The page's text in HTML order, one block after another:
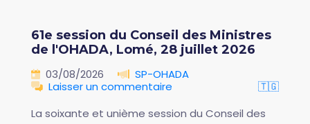
61e session du Conseil des Ministres
de l'OHADA, Lomé, 28 juillet 2026
03/08/2026
SP-OHADA
Laisser un commentaire
🇹🇬
La soixante et unième session du Conseil des